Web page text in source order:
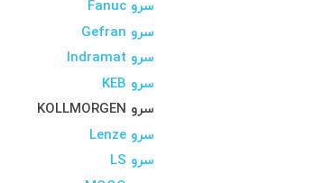
سرو Fanuc
سرو Gefran
سرو Indramat
سرو KEB
سرو KOLLMORGEN
سرو Lenze
سرو LS